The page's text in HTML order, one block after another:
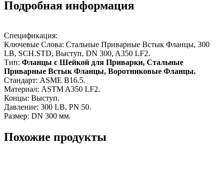
Подробная информация
Спецификация:
Ключевые Слова: Стальные Приварные Встык Фланцы, 300
LB, SCH.STD, Выступ, DN 300, A350 LF2.
Тип: Фланцы с Шейкой для Приварки, Стальные
Приварные Встык Фланцы, Воротниковые Фланцы.
Стандарт: ASME B16.5.
Материал: ASTM A350 LF2.
Концы: Выступ.
Давление: 300 LB, PN 50.
Размер: DN 300 мм.
Похожие продукты